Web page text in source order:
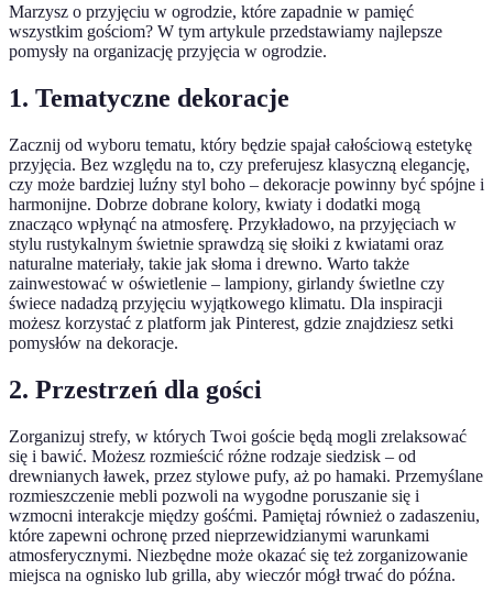
Marzysz o przyjęciu w ogrodzie, które zapadnie w pamięć
wszystkim gościom? W tym artykule przedstawiamy najlepsze
pomysły na organizację przyjęcia w ogrodzie.
1. Tematyczne dekoracje
Zacznij od wyboru tematu, który będzie spajał całościową estetykę
przyjęcia. Bez względu na to, czy preferujesz klasyczną elegancję,
czy może bardziej luźny styl boho – dekoracje powinny być spójne i
harmonijne. Dobrze dobrane kolory, kwiaty i dodatki mogą
znacząco wpłynąć na atmosferę. Przykładowo, na przyjęciach w
stylu rustykalnym świetnie sprawdzą się słoiki z kwiatami oraz
naturalne materiały, takie jak słoma i drewno. Warto także
zainwestować w oświetlenie – lampiony, girlandy świetlne czy
świece nadadzą przyjęciu wyjątkowego klimatu. Dla inspiracji
możesz korzystać z platform jak Pinterest, gdzie znajdziesz setki
pomysłów na dekoracje.
2. Przestrzeń dla gości
Zorganizuj strefy, w których Twoi goście będą mogli zrelaksować
się i bawić. Możesz rozmieścić różne rodzaje siedzisk – od
drewnianych ławek, przez stylowe pufy, aż po hamaki. Przemyślane
rozmieszczenie mebli pozwoli na wygodne poruszanie się i
wzmocni interakcje między gośćmi. Pamiętaj również o zadaszeniu,
które zapewni ochronę przed nieprzewidzianymi warunkami
atmosferycznymi. Niezbędne może okazać się też zorganizowanie
miejsca na ognisko lub grilla, aby wieczór mógł trwać do późna.